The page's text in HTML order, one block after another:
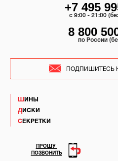
ШИНЫ
ДИСКИ
СЕКРЕТКИ
+7 495
c 9:00 - 21:00
8 800
по России
ПОДПИШИТЕСЬ
ПРОШУ
ПОЗВОНИТЬ